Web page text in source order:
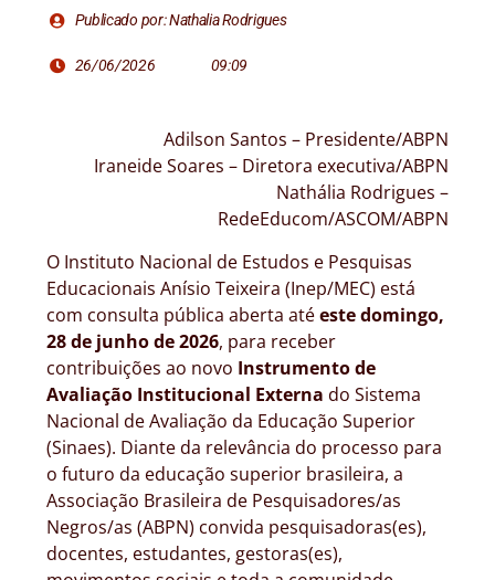
Publicado por: Nathalia Rodrigues
26/06/2026 09:09
Adilson Santos – Presidente/ABPN
Iraneide Soares – Diretora executiva/ABPN
Nathália Rodrigues –
RedeEducom/ASCOM/ABPN
O Instituto Nacional de Estudos e Pesquisas
Educacionais Anísio Teixeira (Inep/MEC) está
com consulta pública aberta atéeste domingo,
28 de junho de 2026, para receber
contribuições ao novo Instrumento de
Avaliação Institucional Externa do Sistema
Nacional de Avaliação da Educação Superior
(Sinaes). Diante da relevância do processo para
o futuro da educação superior brasileira, a
Associação Brasileira de Pesquisadores/as
Negros/as (ABPN) convida pesquisadoras(es),
docentes, estudantes, gestoras(es),